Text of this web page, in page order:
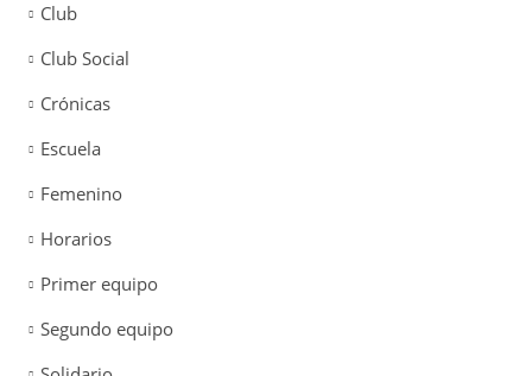
Club
Club Social
Crónicas
Escuela
Femenino
Horarios
Primer equipo
Segundo equipo